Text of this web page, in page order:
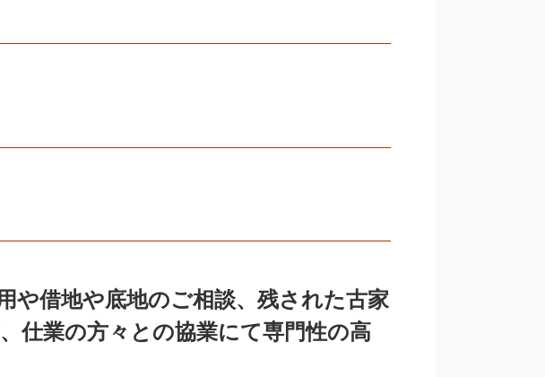
や借地や底地のご相談、残された古家
仕業の方々との協業にて専門性の高